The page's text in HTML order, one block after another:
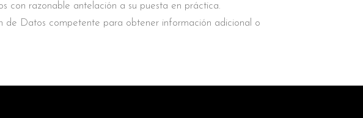
con razonable antelación a su puesta en práctica.
de Datos competente para obtener información adicional o